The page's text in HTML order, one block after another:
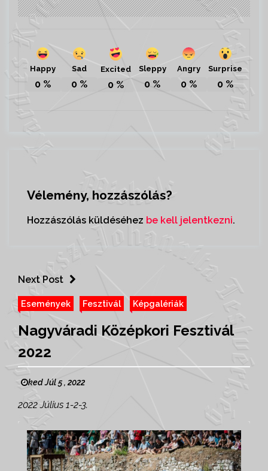
Happy
0 %
Sad
0 %
Excited
0 %
Sleppy
0 %
Angry
0 %
Surprise
0 %
Vélemény, hozzászólás?
Hozzászólás küldéséhez be kell jelentkezni.
Next Post
Események Fesztivál Képgalériák
Nagyváradi Középkori Fesztivál
2022
ked Júl 5 , 2022
2022 Július 1-2-3.